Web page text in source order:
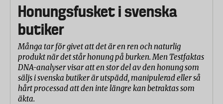
Honungsfusket i svenska
butiker
Många tar för givet att det är en ren och naturlig
produkt när det står honung på burken. Men Testfaktas
DNA-analyser visar att en stor del av den honung som
säljs i svenska butiker är utspädd, manipulerad eller så
hårt processad att den inte längre kan betraktas som
äkta.